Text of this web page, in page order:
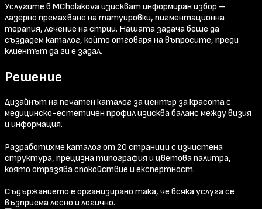
Услугите в MCholakova изискват информиран избор –
лазерно премахване на татуировки, пигментационна
терапия, лечение на стрии. Нашата задача беше да
създадем каталог, който отговаря на въпросите, преди
клиентът да ги е задал.
Решение
Дизайнът на печатен каталог за център за красота с
медицинско-естетичен профил изисква баланс между визия
и информация.
Разработихме каталог от 20 страници с изчистена
структура, прецизна типография и цветова палитра,
която отразява спокойствие и експертност.
Съдържанието е организирано така, че всяка услуга се
възприема лесно и логично.